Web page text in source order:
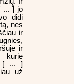
... ] jo
didi
nes
ir
ir
[ ... ]
už